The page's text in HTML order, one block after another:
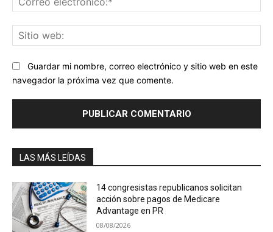
Guardar mi nombre, correo electrónico y sitio web en este
navegador la próxima vez que comente.
LAS MÁS LEÍDAS
14 congresistas republicanos solicitan
acción sobre pagos de Medicare
Advantage en PR
08/08/2026